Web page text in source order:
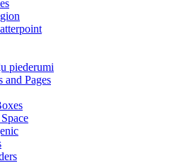
piederumi
and Pages